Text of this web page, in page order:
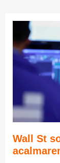
Wall St